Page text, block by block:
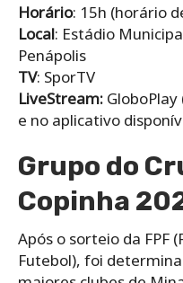
Horário: 15h (horário
Local: Estádio
Penápolis
TV: SporTV
LiveStream:
e no aplicativo
Grupo do
Copinha
Após o sorteio da FPF
Futebol), foi